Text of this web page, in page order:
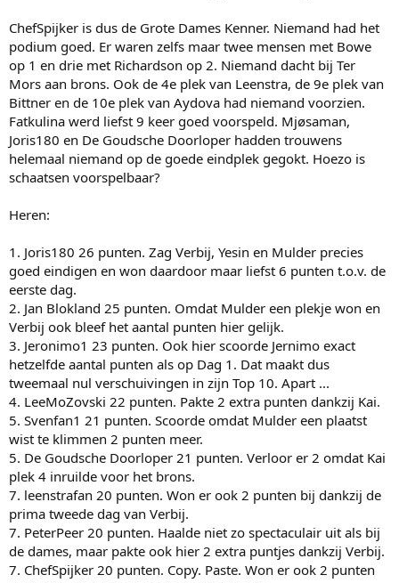
ChefSpijker is dus de Grote Dames Kenner. Niemand had het
podium goed. Er waren zelfs maar twee mensen met Bowe
op 1 en drie met Richardson op 2. Niemand dacht bij Ter
Mors aan brons. Ook de 4e plek van Leenstra, de 9e plek van
Bittner en de 10e plek van Aydova had niemand voorzien.
Fatkulina werd liefst 9 keer goed voorspeld. Mjøsaman,
Joris180 en De Goudsche Doorloper hadden trouwens
helemaal niemand op de goede eindplek gegokt. Hoezo is
schaatsen voorspelbaar?
Heren:
1. Joris180 26 punten. Zag Verbij, Yesin en Mulder precies
goed eindigen en won daardoor maar liefst 6 punten t.o.v. de
eerste dag.
2. Jan Blokland 25 punten. Omdat Mulder een plekje won en
Verbij ook bleef het aantal punten hier gelijk.
3. Jeronimo1 23 punten. Ook hier scoorde Jernimo exact
hetzelfde aantal punten als op Dag 1. Dat maakt dus
tweemaal nul verschuivingen in zijn Top 10. Apart ...
4. LeeMoZovski 22 punten. Pakte 2 extra punten dankzij Kai.
5. Svenfan1 21 punten. Scoorde omdat Mulder een plaatst
wist te klimmen 2 punten meer.
5. De Goudsche Doorloper 21 punten. Verloor er 2 omdat Kai
plek 4 inruilde voor het brons.
7. leenstrafan 20 punten. Won er ook 2 punten bij dankzij de
prima tweede dag van Verbij.
7. PeterPeer 20 punten. Haalde niet zo spectaculair uit als bij
de dames, maar pakte ook hier 2 extra puntjes dankzij Verbij.
7. ChefSpijker 20 punten. Copy. Paste. Won er ook 2 punten